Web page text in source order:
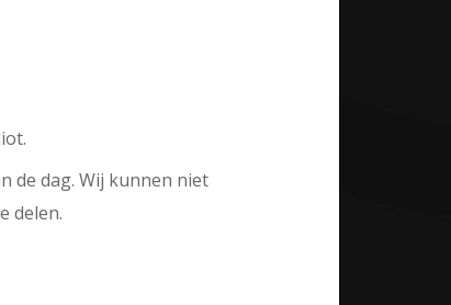
de dag. Wij kunnen niet
delen.